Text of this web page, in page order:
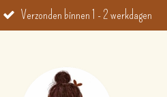
Verzonden binnen 1 - 2 werkdagen